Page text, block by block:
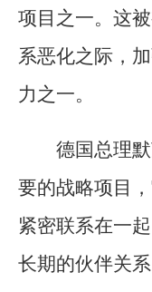
项目之一。这
系恶化之际，
力之一。
德国总理
要的战略项目
紧密联系在一
长期的伙伴关